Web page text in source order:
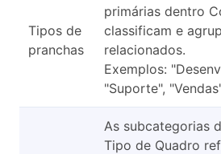
Tipos de
pranchas
primárias dentro
classificam e
relacionados.
Exemplos:
"Suporte",
As subcategorias
Tipo de Quadro